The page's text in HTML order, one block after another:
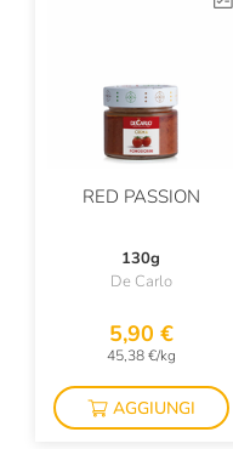
RED PASSION
130g
De Carlo
5,90 €
45,38 €/kg
AGGIUNGI